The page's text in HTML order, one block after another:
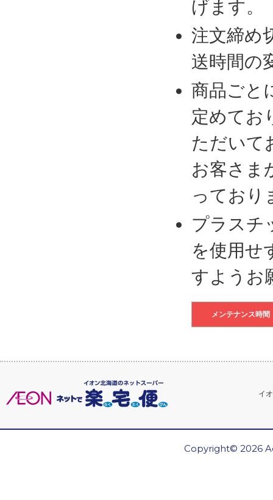
げます。
注文締め
送時間の
商品ごと
定めてお
ただいて
お客さま
っており
プラスチ
を使用せ
すようお
メンテナンス時間
イ
Copyright© 2026